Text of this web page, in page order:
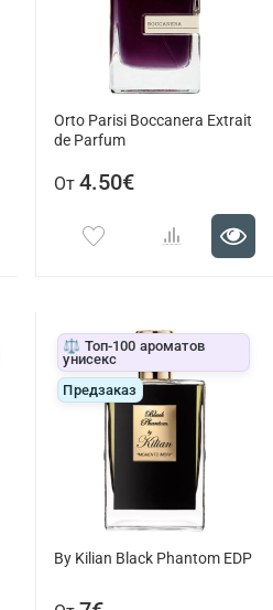
Orto Parisi Boccanera Extrait
de Parfum
От 4.50€
⚖️ Топ-100 ароматов
унисекс
Предзаказ
By Kilian Black Phantom EDP